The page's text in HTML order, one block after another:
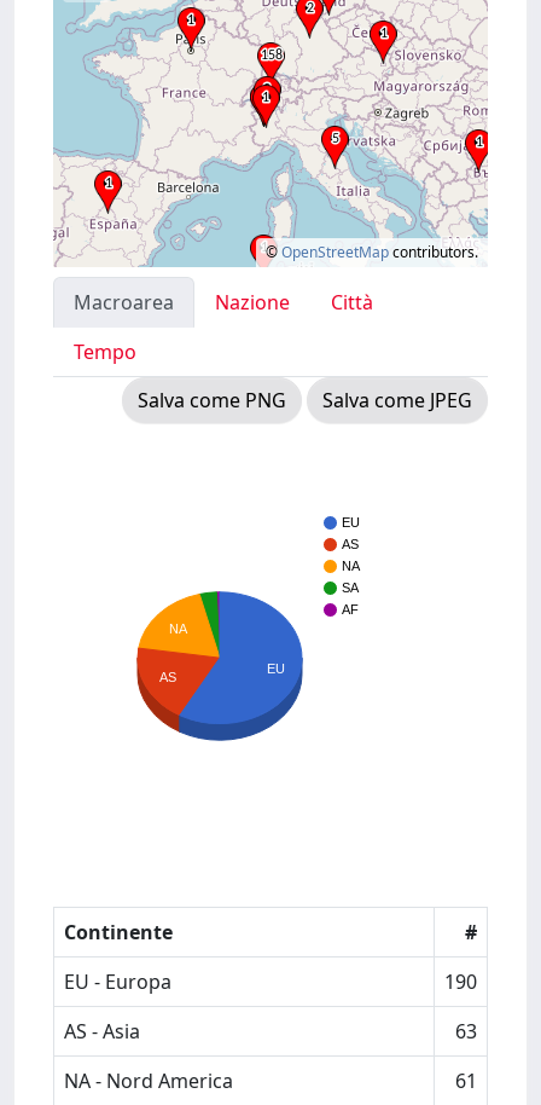
©OpenStreetMapcontributors.
Macroarea Nazione
Città
Tempo
Salva come PNG
Salva come JPEG
EU
AS
NA
SA
AF
NA
AS
EU
Continente
#
EU - Europa
190
AS - Asia
63
NA - Nord America
61